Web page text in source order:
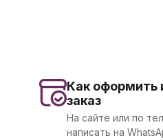
Как оформить
заказ
На сайте или по
написать на